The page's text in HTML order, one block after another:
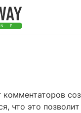
комментаторов
что это